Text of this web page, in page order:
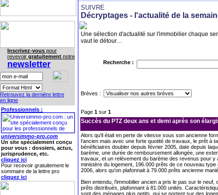
Inscrivez-vous pour
revevoir gratuitement notre
newsletter
Retrouvez la dernière lettre
en ligne
Professionnels :
universimmo-pro.com
Un site spécialement conçu
pour vous : dossiers, actus,
jurisprudence, etc.
cliquez ici
Pour recevoir gratuitement le
sommaire de la lettre pro
cliquez ici
SUIVRE
Décryptages - l'actualité de la
Une sélection d'actualité sur l'immobilier chaque
vaut le détour…
Recherche :
Brèves :
Page 1 sur 1
Succès du PTZ deux ans et demi après son
Alors qu'il était en perte de vitesse sous son ancienne
l'ancien mais avec une forte quotité de travaux, le prêt à
bénéficiaires doubler depuis février 2005, date depuis
barème, une durée de remboursement allongée, une
travaux, et un relèvement du barème des revenus pour
ministère du logement, 196.000 prêts de ce nouveau
2006, alors qu'on plafonnait à 79.000 prêts ancienne
Bien entendu, l'immobilier ancien a pris le pas sur le
prêts distribués, plafonnant à 81.000 unités.
sont des ménages plus petits, qui se portent sur des